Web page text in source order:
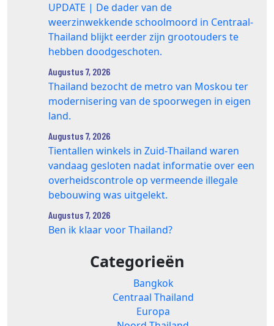
UPDATE | De dader van de
weerzinwekkende schoolmoord in Centraal-
Thailand blijkt eerder zijn grootouders te
hebben doodgeschoten.
Augustus 7, 2026
Thailand bezocht de metro van Moskou ter
modernisering van de spoorwegen in eigen
land.
Augustus 7, 2026
Tientallen winkels in Zuid‑Thailand waren
vandaag gesloten nadat informatie over een
overheidscontrole op vermeende illegale
bebouwing was uitgelekt.
Augustus 7, 2026
Ben ik klaar voor Thailand?
Categorieën
Bangkok
Centraal Thailand
Europa